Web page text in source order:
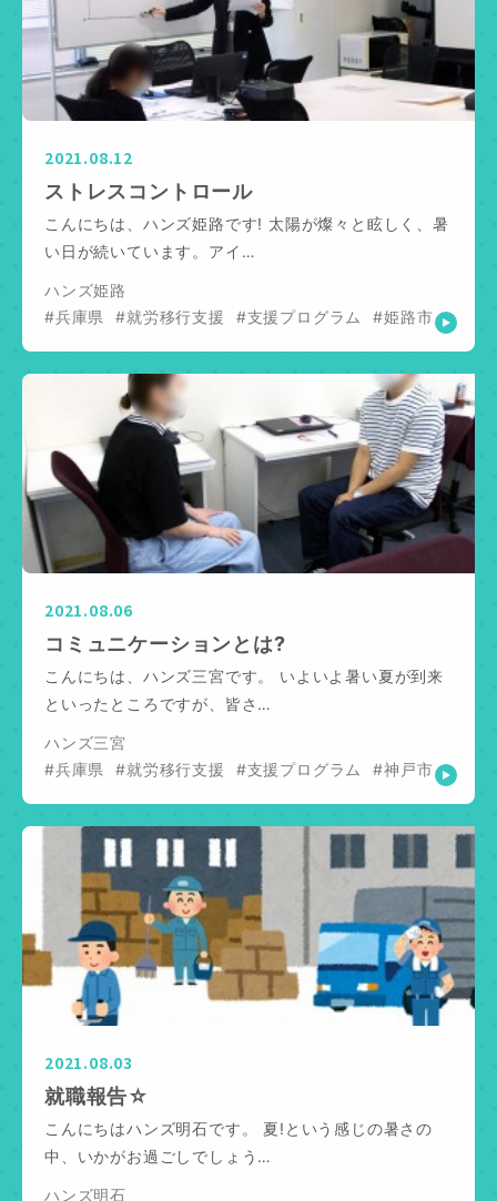
2021.08.12
ストレスコントロール
こんにちは、ハンズ姫路です! 太陽が燦々と眩しく、暑
い日が続いています。アイ…
ハンズ姫路
#兵庫県
#就労移行支援 #支援プログラム #姫路市
2021.08.06
コミュニケーションとは?
こんにちは、ハンズ三宮です。 いよいよ暑い夏が到来
といったところですが、皆さ…
ハンズ三宮
#兵庫県
#就労移行支援 #支援プログラム #神戸市
2021.08.03
就職報告☆
こんにちはハンズ明石です。 夏!という感じの暑さの
中、いかがお過ごしでしょう…
ハンズ明石